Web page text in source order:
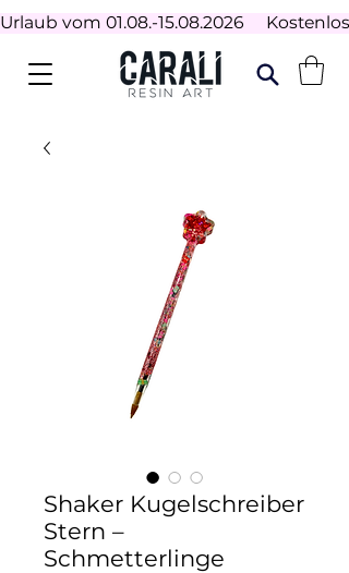
Urlaub vom 01.08.-15.08.2026
Shaker Kugelschreiber
Stern –
Schmetterlinge